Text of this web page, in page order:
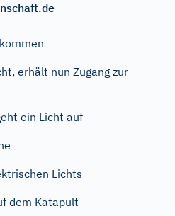
erhält nun Zugang zur
ein Licht auf
Lichts
dem Katapult